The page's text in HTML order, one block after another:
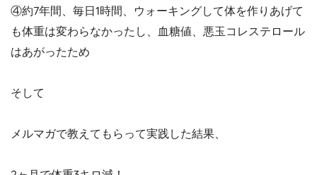
④約7年間、毎日1時間、ウォーキングして体を作りあげて
も体重は変わらなかったし、血糖値、悪玉コレステロール
はあがったため
そして
メルマガで教えてもらって実践した結果、